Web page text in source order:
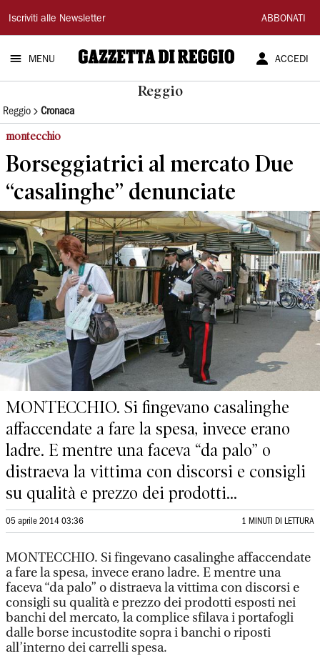
Gazzetta
di
Reggio
Iscriviti alle Newsletter ABBONATI
MENU ACCEDI
Reggio
Reggio Cronaca
montecchio
Borseggiatrici al mercato Due
“casalinghe” denunciate
MONTECCHIO. Si fingevano casalinghe
affaccendate a fare la spesa, invece erano
ladre. E mentre una faceva “da palo” o
distraeva la vittima con discorsi e consigli
su qualità e prezzo dei prodotti...
05 aprile 2014 03:36 1 MINUTI DI LETTURA
MONTECCHIO. Si fingevano casalinghe affaccendate
a fare la spesa, invece erano ladre. E mentre una
faceva “da palo” o distraeva la vittima con discorsi e
consigli su qualità e prezzo dei prodotti esposti nei
banchi del mercato, la complice sfilava i portafogli
dalle borse incustodite sopra i banchi o riposti
all’interno dei carrelli spesa.